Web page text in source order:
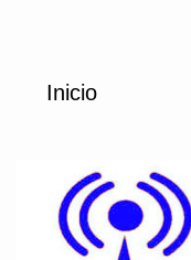
Inicio